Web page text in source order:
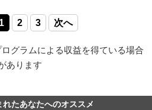
1 2 3 次へ
グラムによる収益を得ている場合
あります
れたあなたへのオススメ